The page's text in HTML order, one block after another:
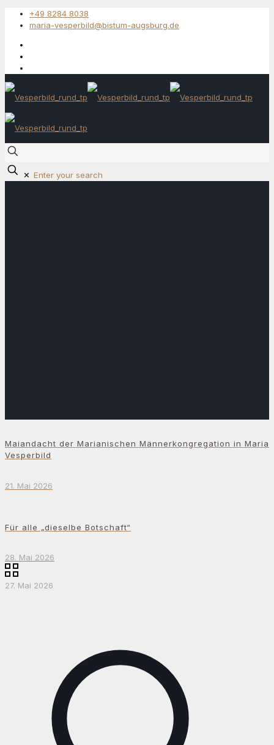
+49 8284 8038
maria-vesperbild@bistum-augsburg.de
✕
Maiandacht der Marianischen Männerkongregation in Maria
Vesperbild
21. Mai 2026
Für alle „dieselbe Botschaft“
28. Mai 2026
27. Mai 2026